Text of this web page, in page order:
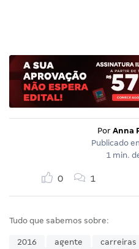
Por Anna
Publicado
1 min.
0 1
Tudo que sabemos sobre:
2016 agente carreiras